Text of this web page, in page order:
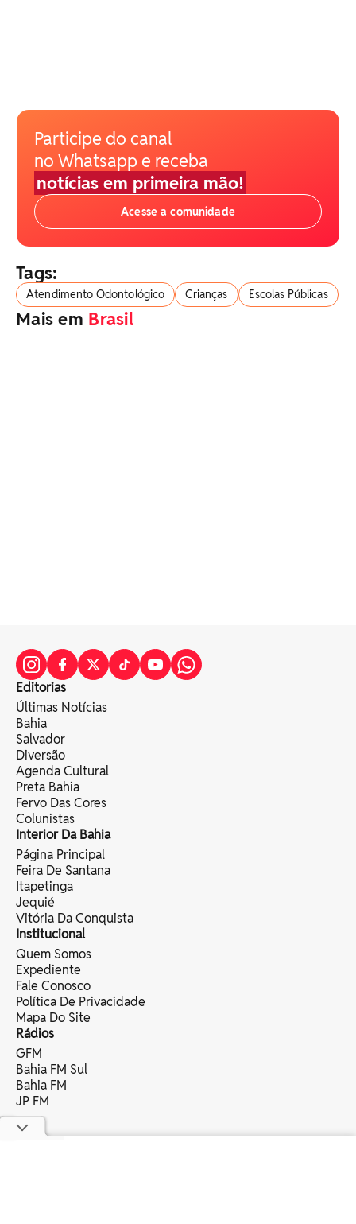
Participe do canal
no Whatsapp e receba
notícias em primeira mão!
Acesse a comunidade
Tags:
Atendimento Odontológico Crianças Escolas Públicas
Mais em Brasil
Editorias
Últimas Notícias
Bahia
Salvador
Diversão
Agenda Cultural
Preta Bahia
Fervo Das Cores
Colunistas
Interior Da Bahia
Página Principal
Feira De Santana
Itapetinga
Jequié
Vitória Da Conquista
Institucional
Quem Somos
Expediente
Fale Conosco
Política De Privacidade
Mapa Do Site
Rádios
GFM
Bahia FM Sul
Bahia FM
JP FM